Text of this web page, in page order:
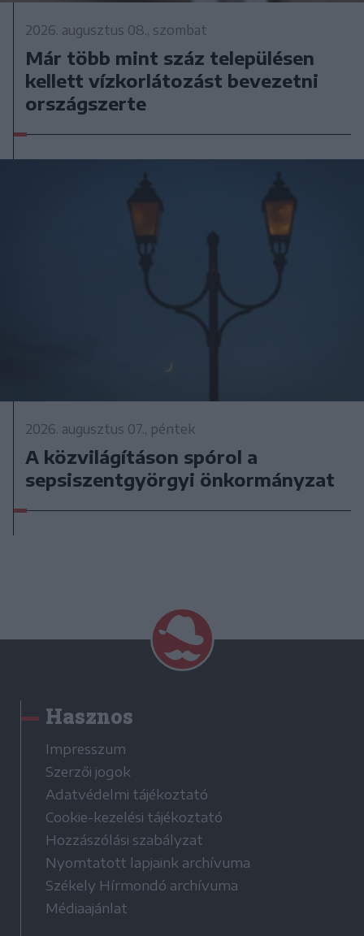
2026. augusztus 08., szombat
Már több mint száz településen
kellett vízkorlátozást bevezetni
országszerte
2026. augusztus 07., péntek
A közvilágításon spórol a
sepsiszentgyörgyi önkormányzat
Hasznos
Impresszum
Szerzői jogok
Adatvédelmi tájékoztató
Cookie-kezelési tájékoztató
Hozzászólási szabályzat
Nyomtatott lapjaink archívuma
Székely Hírmondó archívuma
Médiaajánlat